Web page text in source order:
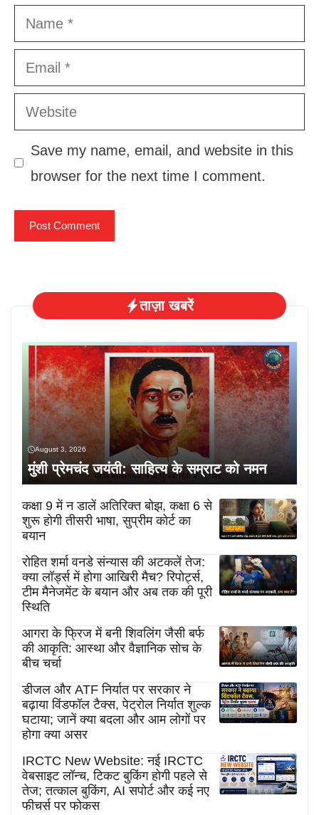
Name
Email
Website
Save my name, email, and website in this
browser for the next time I comment.
ताज़ा खबरें
August 3, 2026
मुंशी प्रेमचंद जयंती: साहित्य के सम्राट को नमन
कक्षा 9 में न डालें अतिरिक्त बोझ, कक्षा 6 से
शुरू होगी तीसरी भाषा, सुप्रीम कोर्ट का
बयान
रोहित शर्मा वनडे संन्यास की अटकलें तेज:
क्या लॉर्ड्स में होगा आखिरी मैच? रिपोर्ट्स,
टीम मैनेजमेंट के बयान और अब तक की पूरी
स्थिति
आगरा के फ्रिज में बनी शिवलिंग जैसी बर्फ
की आकृति: आस्था और वैज्ञानिक सोच के
बीच चर्चा
डीजल और ATF निर्यात पर सरकार ने
बढ़ाया विंडफॉल टैक्स, पेट्रोल निर्यात शुल्क
घटाया; जानें क्या बदला और आम लोगों पर
होगा क्या असर
IRCTC New Website: नई IRCTC
वेबसाइट लॉन्च, टिकट बुकिंग होगी पहले से
तेज; तत्काल बुकिंग, AI सपोर्ट और कई नए
फीचर्स पर फोकस